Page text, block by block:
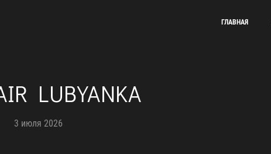
ГЛАВНАЯ
LUBYANKA
3 июля 2026